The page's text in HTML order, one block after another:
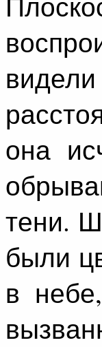
она
тени.
были
в